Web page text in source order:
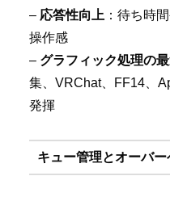
– 応答性向上 ：待ち時
操作感
– グラフィック処理の
集、VRChat、FF14、
発揮
キュー管理とオーバ